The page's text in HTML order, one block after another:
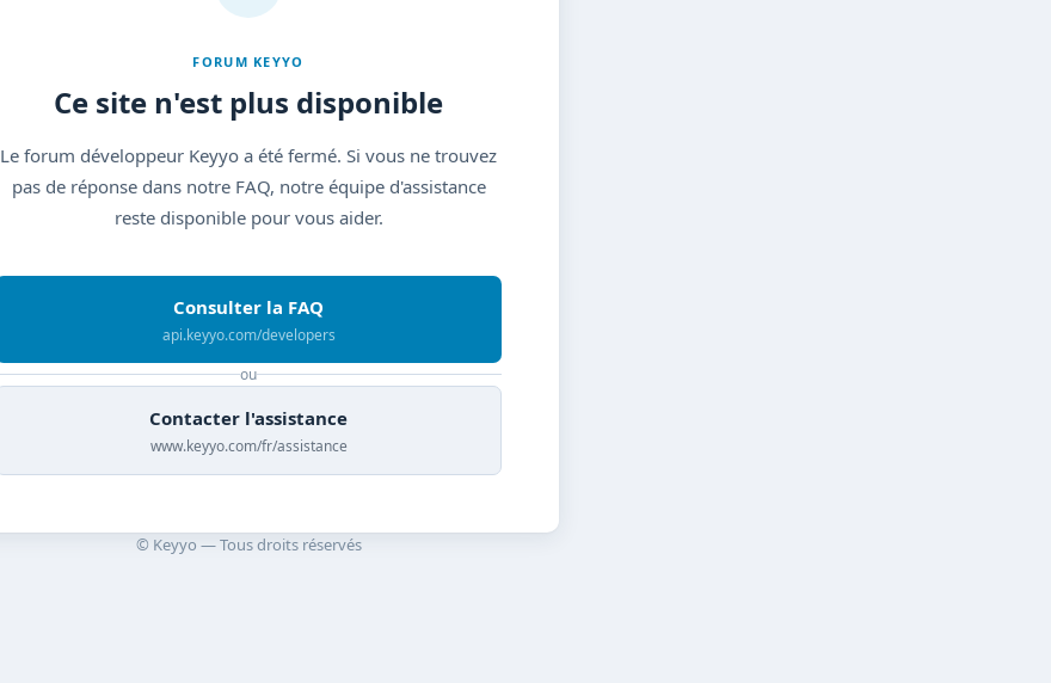
FORUM KEYYO
Ce site n'est plus disponible
Le forum développeur Keyyo a été fermé. Si vous ne trouvez
pas de réponse dans notre FAQ, notre équipe d'assistance
reste disponible pour vous aider.
Consulter la FAQ
api.keyyo.com/developers
ou
Contacter l'assistance
www.keyyo.com/fr/assistance
© Keyyo — Tous droits réservés